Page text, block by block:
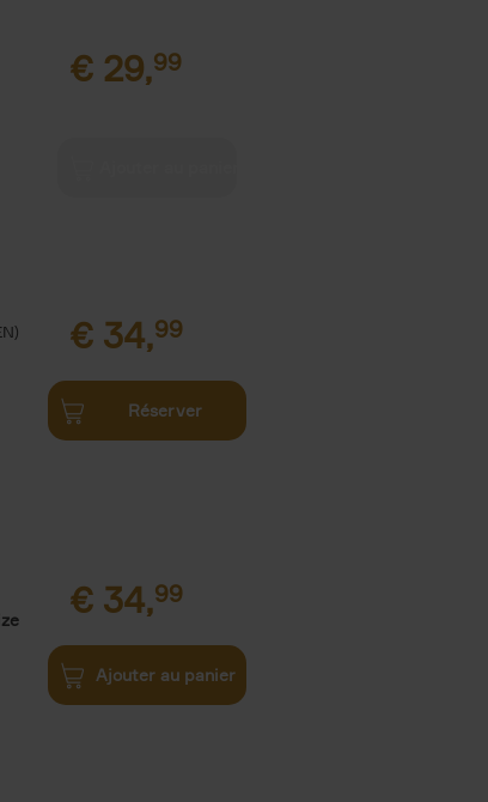
€ 29,99
€ 34,99
Réserver
€ 34,99
Ajouter au panier